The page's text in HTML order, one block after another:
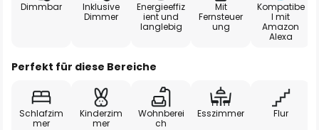
Dimmbar
Inklusive
Dimmer
Energieeffiz
ient und
langlebig
Mit
Fernsteuer
ung
Kompatibe
l mit
Amazon
Alexa
Perfekt für diese Bereiche
Schlafzim
mer
Kinderzim
mer
Wohnberei
ch
Esszimmer Flur